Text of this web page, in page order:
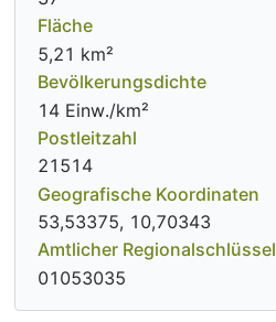
Fläche
5,21 km²
Bevölkerungsdichte
14 Einw./km²
Postleitzahl
21514
Geografische Koordinaten
53,53375, 10,70343
Amtlicher Regionalschlüssel
01053035